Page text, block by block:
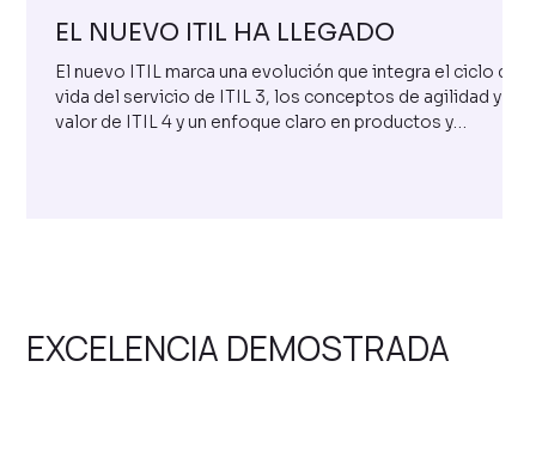
EXCELENCIA DEMOSTRADA
EL NUEVO ITIL HA LLEGADO
El nuevo ITIL marca una evolución que integra el ciclo de
vida del servicio de ITIL 3, los conceptos de agilidad y
valor de ITIL 4 y un enfoque claro en productos y